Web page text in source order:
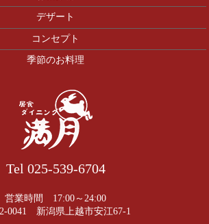
デザート
コンセプト
季節のお料理
Tel 025-539-6704
営業時間 17:00～24:00
0041 新潟県上越市安江67-1